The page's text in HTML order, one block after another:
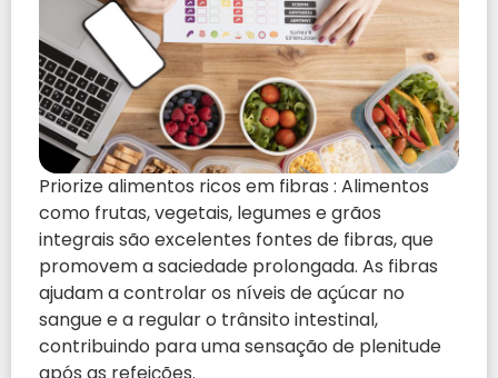
Priorize alimentos ricos em fibras : Alimentos
como frutas, vegetais, legumes e grãos
integrais são excelentes fontes de fibras, que
promovem a saciedade prolongada. As fibras
ajudam a controlar os níveis de açúcar no
sangue e a regular o trânsito intestinal,
contribuindo para uma sensação de plenitude
após as refeições.